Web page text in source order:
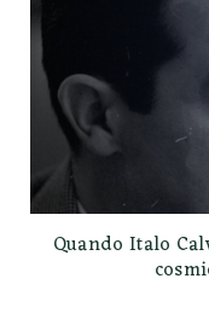
Quando Italo